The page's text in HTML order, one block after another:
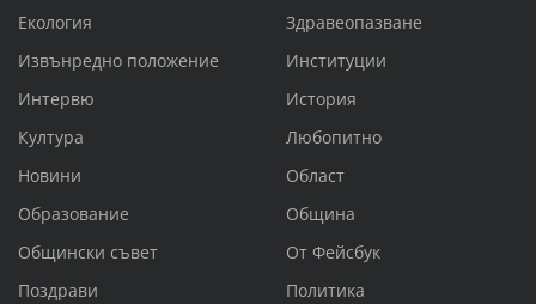
Екология
Здравеопазване
Извънредно положение
Институции
Интервю
История
Култура
Любопитно
Новини
Област
Образование
Община
Общински съвет
От Фейсбук
Поздрави
Политика